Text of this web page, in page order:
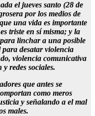
el jueves santo (28 de
por los medios de
una vida es importante
triste en sí misma; y la
linchar a una posible
desatar violencia
violencia comunicativa
redes sociales.
que antes se
como meros
y señalando a el mal
males.